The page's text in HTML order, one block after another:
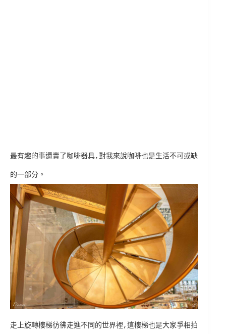
最有趣的事還賣了咖啡器具,對我來說咖啡也是生活不可或缺
的一部分。
走上旋轉樓梯彷彿走進不同的世界裡,這樓梯也是大家爭相拍